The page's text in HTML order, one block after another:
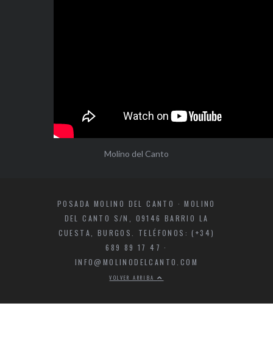
Molino del Canto
POSADA MOLINO DEL CANTO · MOLINO
DEL CANTO S/N, 09146 BARRIO LA
CUESTA, BURGOS. TELÉFONOS: (+34)
689 89 17 47 ·
INFO@MOLINODELCANTO.COM
VOLVER ARRIBA